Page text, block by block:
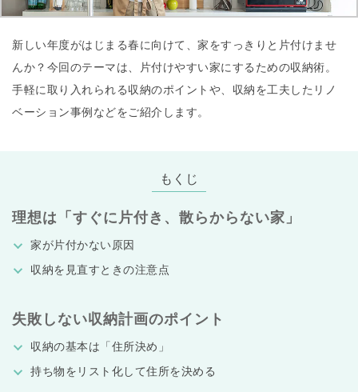
新しい年度がはじまる春に向けて、家をすっきりと片付けませ
んか？今回のテーマは、片付けやすい家にするための収納術。
手軽に取り入れられる収納のポイントや、収納を工夫したリノ
ベーション事例などをご紹介します。
もくじ
理想は「すぐに片付き、散らからない家」
家が片付かない原因
収納を見直すときの注意点
失敗しない収納計画のポイント
収納の基本は「住所決め」
持ち物をリスト化して住所を決める